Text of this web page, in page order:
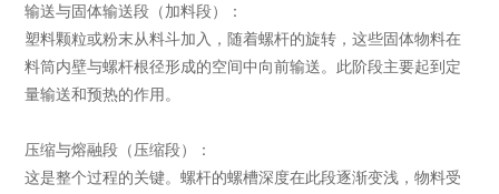
输送与固体输送段（加料段）：
塑料颗粒或粉末从料斗加入，随着螺杆的旋转，这些固体物料在
料筒内壁与螺杆根径形成的空间中向前输送。此阶段主要起到定
量输送和预热的作用。
压缩与熔融段（压缩段）：
这是整个过程的关键。螺杆的螺槽深度在此段逐渐变浅，物料受